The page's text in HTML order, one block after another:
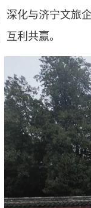
深化与济宁文旅
利共赢。